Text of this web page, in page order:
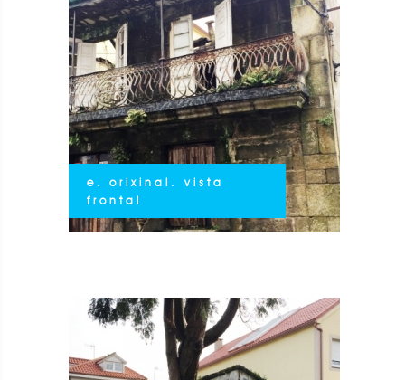
e. orixinal. vista
frontal